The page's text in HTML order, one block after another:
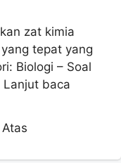
zat kimia
tepat yang
Biologi – Soal
Lanjut baca